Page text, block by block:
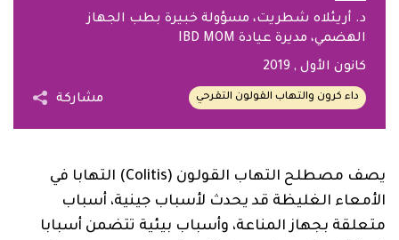
‎‏د. أريئلاه شطريت، مسؤولة خبيرة بطب الجهاز
الهضمي، مديرة عيادة ‎ IBD MOM‏
كانون الأول, 2019
داء كرون والتهاب القولون التقرحي مشاركة
يصف مصطلح التهاب القولون (Colitis) التهابا في
الأمعاء الغليظة قد يحدث لأسباب جينية، أسباب
متعلقة بجهاز المناعة، وأسباب بيئية تتضمن أسبابا